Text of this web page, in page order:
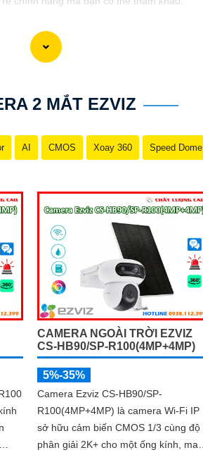
Độ phân giải Full HD 1080p, hình ảnh sắc
Wifi Ezviz. Nếu có bất kỳ ý kiến hoặc
2 MẮT EZVIZ
AI CMOS Xoay 360 Speed Dome
CAMERA NGOÀI TRỜI EZVIZ
CS-HB90/SP-R100(4MP+4MP)
5%-35%
Camera Ezviz CS-HB90/SP-
R100(4MP+4MP) là camera Wi-Fi IP
sở hữu cảm biến CMOS 1/3 cùng độ
phân giải 2K+ cho một ống kính,